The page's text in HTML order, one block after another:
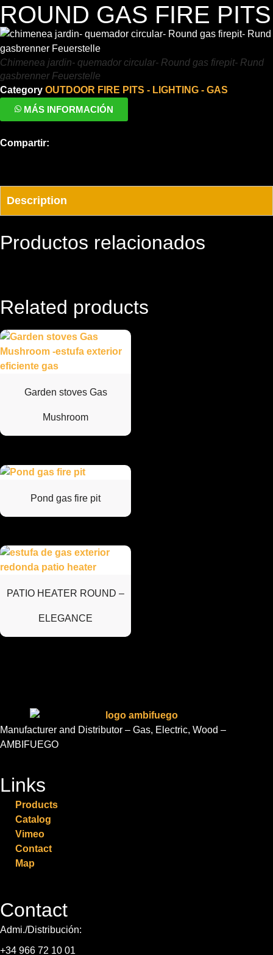
ROUND GAS FIRE PITS
Chimenea jardin- quemador circular- Round gas firepit- Rund
gasbrenner Feuerstelle
Category OUTDOOR FIRE PITS - LIGHTING - GAS
MÁS INFORMACIÓN
Compartir:
Description
Productos relacionados
Related products
Garden stoves Gas
Mushroom
Pond gas fire pit
PATIO HEATER ROUND –
ELEGANCE
Manufacturer and Distributor – Gas, Electric, Wood –
AMBIFUEGO
Links
Products
Catalog
Vimeo
Contact
Map
Contact
Admi./Distribución:
+34 966 72 10 01